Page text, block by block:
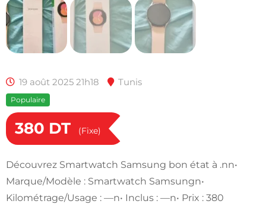
19 août 2025 21h18 Tunis
Populaire
380 DT (Fixe)
Découvrez Smartwatch Samsung bon état à .nn•
Marque/Modèle : Smartwatch Samsungn•
Kilométrage/Usage : —n• Inclus : —n• Prix : 380